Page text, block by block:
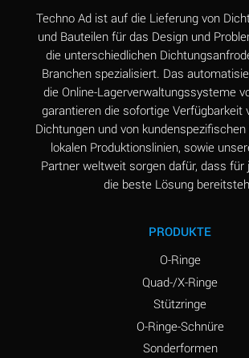
Techno Ad ist auf die Lieferung von
und Bauteilen für das Design und
die unterschiedlichen
Branchen spezialisiert. Das
die Online-Lagerverwaltungssysteme
garantieren die sofortige Verfügbarkeit
Dichtungen und von
lokalen Produktionslinien, sowie
Partner weltweit sorgen dafür, dass für
die beste Lösung
PRODUKTE
O-Ringe
Quad-/X-Ringe
Stützringe
O-Ringe-Schnüre
Sonderformen